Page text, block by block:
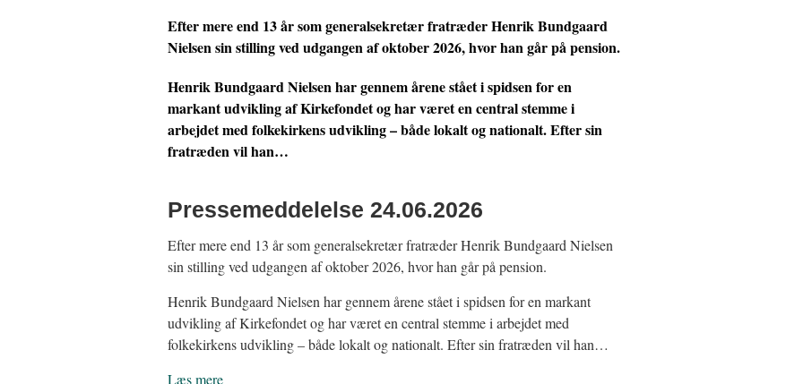
Efter mere end 13 år som generalsekretær fratræder Henrik Bundgaard
Nielsen sin stilling ved udgangen af oktober 2026, hvor han går på pension.
Henrik Bundgaard Nielsen har gennem årene stået i spidsen for en
markant udvikling af Kirkefondet og har været en central stemme i
arbejdet med folkekirkens udvikling – både lokalt og nationalt. Efter sin
fratræden vil han…
Pressemeddelelse 24.06.2026
Efter mere end 13 år som generalsekretær fratræder Henrik Bundgaard Nielsen
sin stilling ved udgangen af oktober 2026, hvor han går på pension.
Henrik Bundgaard Nielsen har gennem årene stået i spidsen for en markant
udvikling af Kirkefondet og har været en central stemme i arbejdet med
folkekirkens udvikling – både lokalt og nationalt. Efter sin fratræden vil han…
Læs mere